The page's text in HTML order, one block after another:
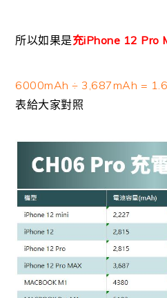
所以如果是充iPhone 12 Pro
6000mAh ÷ 3,687mAh =
表給大家對照